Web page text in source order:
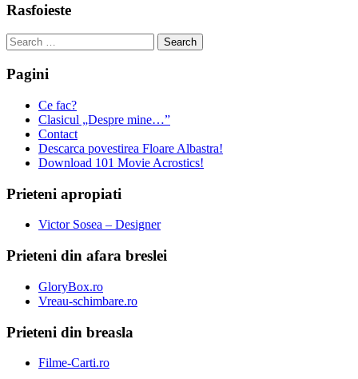
Rasfoieste
Search
for:
Pagini
Ce fac?
Clasicul „Despre mine…”
Contact
Descarca povestirea Floare Albastra!
Download 101 Movie Acrostics!
Prieteni apropiati
Victor Sosea – Designer
Prieteni din afara breslei
GloryBox.ro
Vreau-schimbare.ro
Prieteni din breasla
Filme-Carti.ro